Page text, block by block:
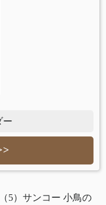
ー
5）サンコー 小鳥の